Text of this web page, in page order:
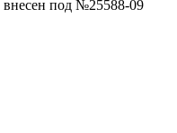
внесен под №25588-09